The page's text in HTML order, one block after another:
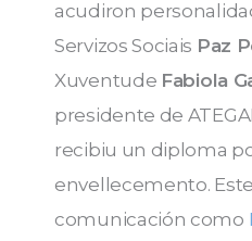
acudiron
Servizos Sociais Paz
Xuventude Fabiola
presidente de
recibiu un diploma
envellecemento.
comunicación como